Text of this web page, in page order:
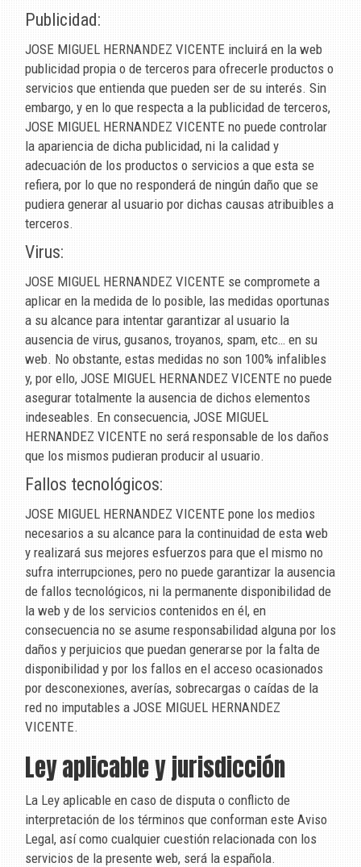
Publicidad:
JOSE MIGUEL HERNANDEZ VICENTE incluirá en la web
publicidad propia o de terceros para ofrecerle productos o
servicios que entienda que pueden ser de su interés. Sin
embargo, y en lo que respecta a la publicidad de terceros,
JOSE MIGUEL HERNANDEZ VICENTE no puede controlar
la apariencia de dicha publicidad, ni la calidad y
adecuación de los productos o servicios a que esta se
refiera, por lo que no responderá de ningún daño que se
pudiera generar al usuario por dichas causas atribuibles a
terceros.
Virus:
JOSE MIGUEL HERNANDEZ VICENTE se compromete a
aplicar en la medida de lo posible, las medidas oportunas
a su alcance para intentar garantizar al usuario la
ausencia de virus, gusanos, troyanos, spam, etc… en su
web. No obstante, estas medidas no son 100% infalibles
y, por ello, JOSE MIGUEL HERNANDEZ VICENTE no puede
asegurar totalmente la ausencia de dichos elementos
indeseables. En consecuencia, JOSE MIGUEL
HERNANDEZ VICENTE no será responsable de los daños
que los mismos pudieran producir al usuario.
Fallos tecnológicos:
JOSE MIGUEL HERNANDEZ VICENTE pone los medios
necesarios a su alcance para la continuidad de esta web
y realizará sus mejores esfuerzos para que el mismo no
sufra interrupciones, pero no puede garantizar la ausencia
de fallos tecnológicos, ni la permanente disponibilidad de
la web y de los servicios contenidos en él, en
consecuencia no se asume responsabilidad alguna por los
daños y perjuicios que puedan generarse por la falta de
disponibilidad y por los fallos en el acceso ocasionados
por desconexiones, averías, sobrecargas o caídas de la
red no imputables a JOSE MIGUEL HERNANDEZ
VICENTE.
Ley aplicable y jurisdicción
La Ley aplicable en caso de disputa o conflicto de
interpretación de los términos que conforman este Aviso
Legal, así como cualquier cuestión relacionada con los
servicios de la presente web, será la española.